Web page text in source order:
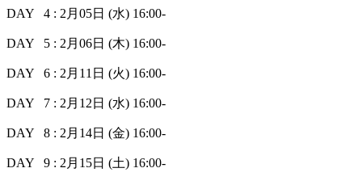
DAY 4 : 2月05日 (水) 16:00-
DAY 5 : 2月06日 (木) 16:00-
DAY 6 : 2月11日 (火) 16:00-
DAY 7 : 2月12日 (水) 16:00-
DAY 8 : 2月14日 (金) 16:00-
DAY 9 : 2月15日 (土) 16:00-